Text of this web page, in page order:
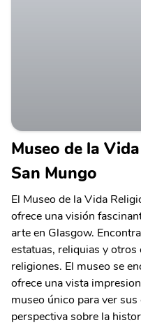
Museo de la
San Mungo
El Museo de la Vida
ofrece una visión
arte en Glasgow.
estatuas, reliquias y otros
religiones. El museo se
ofrece una vista
museo único para ver
perspectiva sobre la